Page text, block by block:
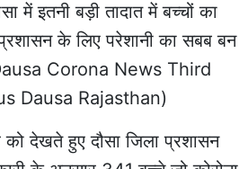
में इतनी बड़ी तादात में बच्चों का
प्रशासन के लिए परेशानी का सबब बन
Corona News Third
Dausa Rajasthan)
को देखते हुए दौसा जिला प्रशासन